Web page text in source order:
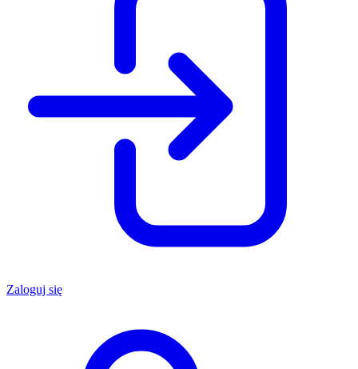
Zaloguj się